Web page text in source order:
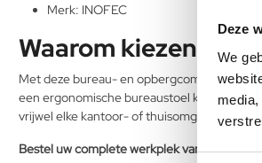
Deze
We
Merk: INOFEC
Waarom kiezen
Met deze bureau- en opbergcombinatie
een ergonomische bureaustoel kunt u uw
vrijwel elke kantoor- of thuisomgeving.
Bestel uw complete werkplek vandaag nog